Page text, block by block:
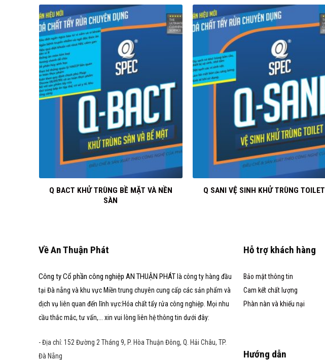
Q BACT KHỬ TRÙNG BỀ MẶT VÀ NỀN
SÀN
Q SANI VỆ SINH KHỬ TRÙNG TOILET
Về An Thuận Phát
Công ty Cổ phần công nghiệp AN THUẬN PHÁTlà công ty hàng đầu
tại Đà nẵng và khu vực Miền trung chuyên cung cấp các sản phẩm và
dịch vụ liên quan đến lĩnh vực:Hóa chất tẩy rửa công nghiệp. Mọi nhu
cầu thắc mắc, tư vấn,... xin vui lòng liên hệ thông tin dưới đây:
- Địa chỉ: 152 Đường 2 Tháng 9, P. Hòa Thuận Đông, Q. Hải Châu, TP.
Đà Nẵng
Hỗ trợ khách hàng
Bảo mật thông tin
Cam kết chất lượng
Phàn nàn và khiếu nại
Hướng dẫn